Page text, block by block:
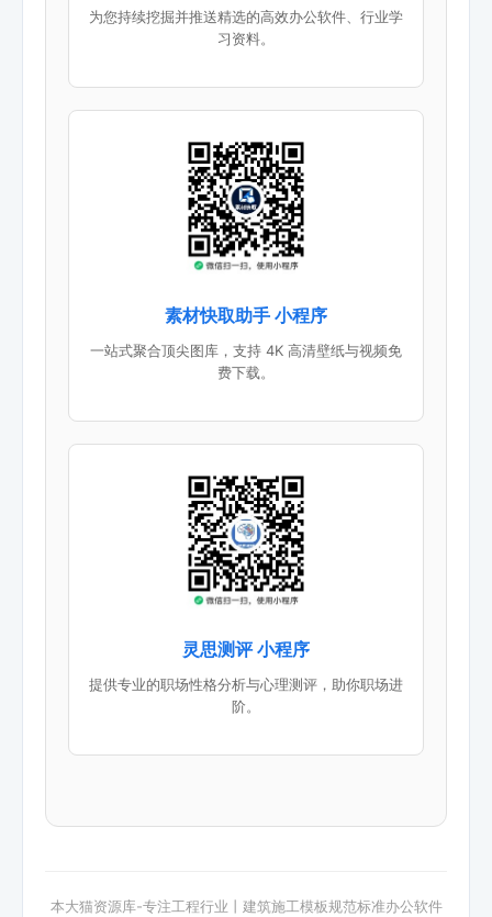
为您持续挖掘并推送精选的高效办公软件、行业学
习资料。
素材快取助手 小程序
一站式聚合顶尖图库，支持 4K 高清壁纸与视频免
费下载。
灵思测评 小程序
提供专业的职场性格分析与心理测评，助你职场进
阶。
本大猫资源库-专注工程行业丨建筑施工模板规范标准办公软件